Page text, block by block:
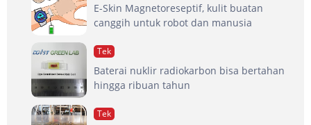
E-Skin Magnetoreseptif, kulit buatan
canggih untuk robot dan manusia
Tek
Baterai nuklir radiokarbon bisa bertahan
hingga ribuan tahun
Tek